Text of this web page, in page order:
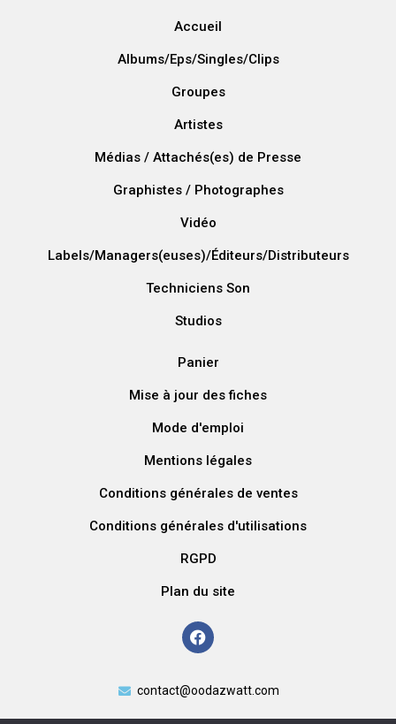
Accueil
Albums/Eps/Singles/Clips
Groupes
Artistes
Médias / Attachés(es) de Presse
Graphistes / Photographes
Vidéo
Labels/Managers(euses)/Éditeurs/Distributeurs
Techniciens Son
Studios
Panier
Mise à jour des fiches
Mode d'emploi
Mentions légales
Conditions générales de ventes
Conditions générales d'utilisations
RGPD
Plan du site
contact@oodazwatt.com